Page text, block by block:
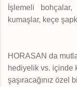
İşlemeli
kumaşlar, keçe
HORASAN da
hediyelik vs. içinde
şaşıracağınız özel